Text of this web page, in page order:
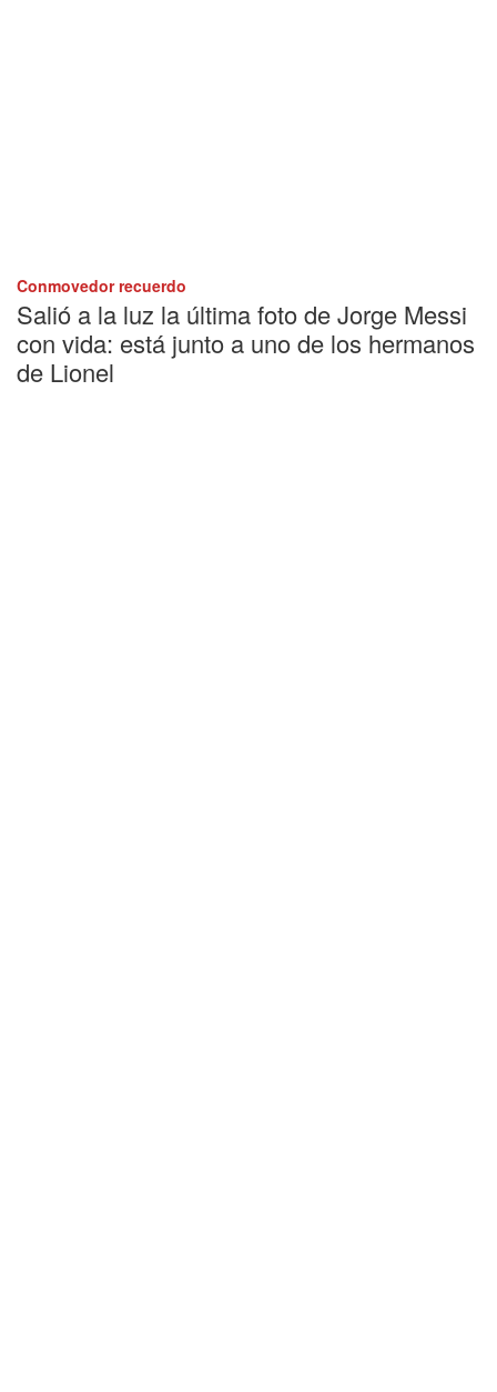
Conmovedor recuerdo
Salió a la luz la última foto de Jorge Messi
con vida: está junto a uno de los hermanos
de Lionel